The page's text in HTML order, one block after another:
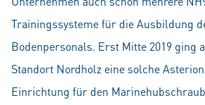
Trainingssysteme für die Ausbildung
Bodenpersonals. Erst Mitte 2019 ging
Standort Nordholz eine solche
Einrichtung für den